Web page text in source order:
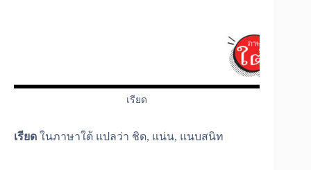
เรียด
เรียด ในภาษาใต้ แปลว่า ชิด, แน่น, แนบสนิท